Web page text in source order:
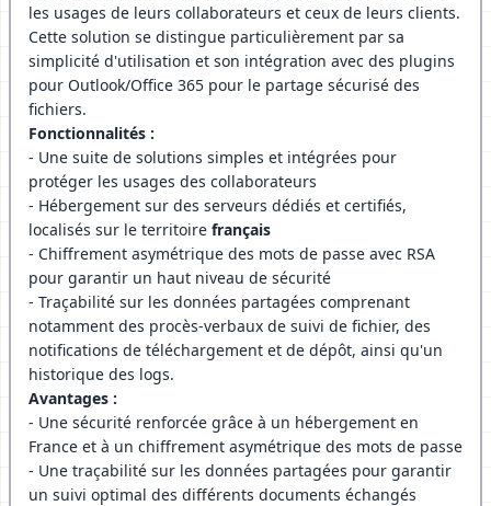
les usages de leurs collaborateurs et ceux de leurs clients.
Cette solution se distingue particulièrement par sa
simplicité d'utilisation et son intégration avec des plugins
pour Outlook/Office 365 pour le partage sécurisé des
fichiers.
Fonctionnalités :
- Une suite de solutions simples et intégrées pour
protéger les usages des collaborateurs
- Hébergement sur des serveurs dédiés et certifiés,
localisés sur le territoire français
- Chiffrement asymétrique des mots de passe avec RSA
pour garantir un haut niveau de sécurité
- Traçabilité sur les données partagées comprenant
notamment des procès-verbaux de suivi de fichier, des
notifications de téléchargement et de dépôt, ainsi qu'un
historique des logs.
Avantages :
- Une sécurité renforcée grâce à un hébergement en
France et à un chiffrement asymétrique des mots de passe
- Une traçabilité sur les données partagées pour garantir
un suivi optimal des différents documents échangés